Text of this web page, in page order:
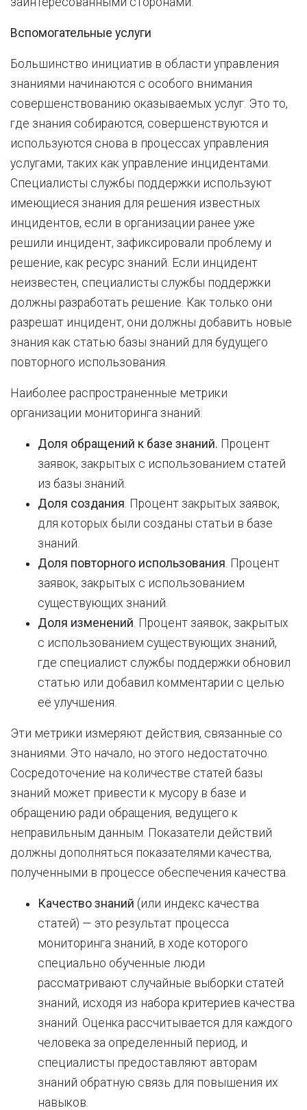
Вспомогательные услуги
Большинство инициатив в области управления
знаниями начинаются с особого внимания
совершенствованию оказываемых услуг. Это то,
где знания собираются, совершенствуются и
используются снова в процессах управления
услугами, таких как управление инцидентами.
Специалисты службы поддержки используют
имеющиеся знания для решения известных
инцидентов, если в организации ранее уже
решили инцидент, зафиксировали проблему и
решение, как ресурс знаний. Если инцидент
неизвестен, специалисты службы поддержки
должны разработать решение. Как только они
разрешат инцидент, они должны добавить новые
знания как статью базы знаний для будущего
повторного использования.
Наиболее распространенные метрики
организации мониторинга знаний:
Доля обращений к базе знаний. Процент
заявок, закрытых с использованием статей
из базы знаний.
Доля создания. Процент закрытых заявок,
для которых были созданы статьи в базе
знаний.
Доля повторного использования. Процент
заявок, закрытых с использованием
существующих знаний.
Доля изменений. Процент заявок, закрытых
с использованием существующих знаний,
где специалист службы поддержки обновил
статью или добавил комментарии с целью
её улучшения.
Эти метрики измеряют действия, связанные со
знаниями. Это начало, но этого недостаточно.
Сосредоточение на количестве статей базы
знаний может привести к мусору в базе и
обращению ради обращения, ведущего к
неправильным данным. Показатели действий
должны дополняться показателями качества,
полученными в процессе обеспечения качества.
Качество знаний (или индекс качества
статей) — это результат процесса
мониторинга знаний, в ходе которого
специально обученные люди
рассматривают случайные выборки статей
знаний, исходя из набора критериев качества
знаний. Оценка рассчитывается для каждого
человека за определенный период, и
специалисты предоставляют авторам
знаний обратную связь для повышения их
навыков.